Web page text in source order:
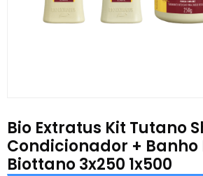
Bio Extratus Kit Tutano
Condicionador + Banho
Biottano 3x250 1x500